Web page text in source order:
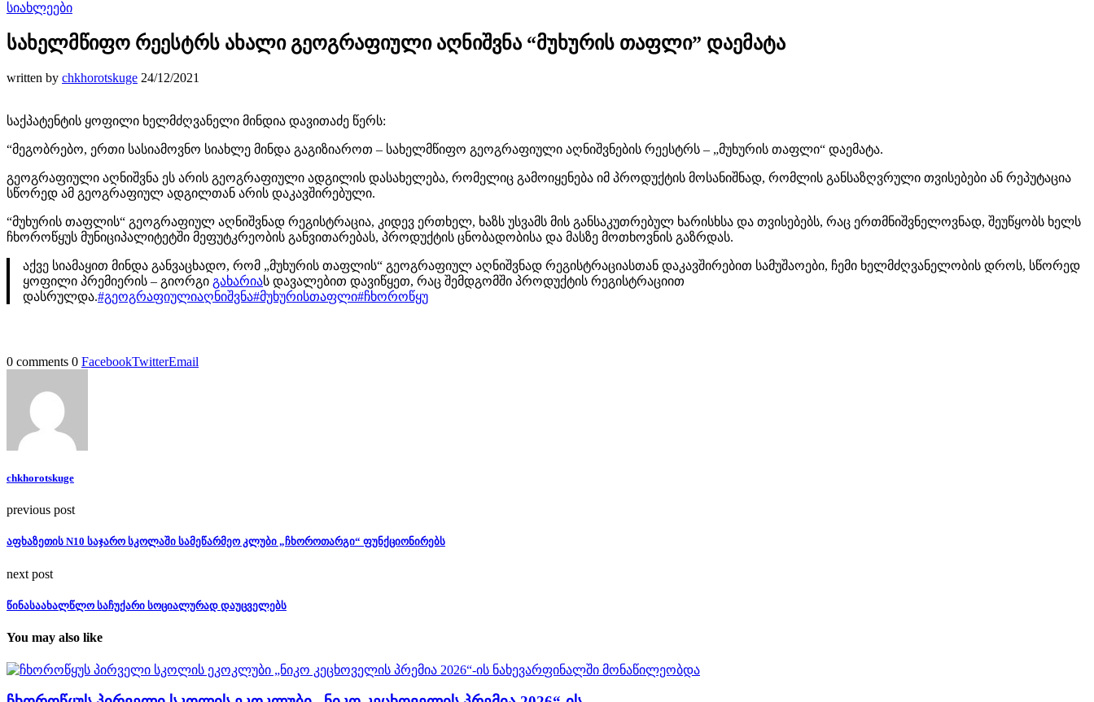
სიახლეები
სახელმწიფო რეესტრს ახალი გეოგრაფიული აღნიშვნა “მუხურის თაფლი” დაემატა
written by chkhorotskuge 24/12/2021
საქპატენტის ყოფილი ხელმძღვანელი მინდია დავითაძე წერს:
“მეგობრებო, ერთი სასიამოვნო სიახლე მინდა გაგიზიაროთ – სახელმწიფო გეოგრაფიული აღნიშვნების რეესტრს – „მუხურის თაფლი“ დაემატა.
გეოგრაფიული აღნიშვნა ეს არის გეოგრაფიული ადგილის დასახელება, რომელიც გამოიყენება იმ პროდუქტის მოსანიშნად, რომლის განსაზღვრული თვისებები ან რეპუტაცია
სწორედ ამ გეოგრაფიულ ადგილთან არის დაკავშირებული.
“მუხურის თაფლის“ გეოგრაფიულ აღნიშვნად რეგისტრაცია, კიდევ ერთხელ, ხაზს უსვამს მის განსაკუთრებულ ხარისხსა და თვისებებს, რაც ერთმნიშვნელოვნად, შეუწყობს ხელს
ჩხოროწყუს მუნიციპალიტეტში მეფუტკრეობის განვითარებას, პროდუქტის ცნობადობისა და მასზე მოთხოვნის გაზრდას.
აქვე სიამაყით მინდა განვაცხადო, რომ „მუხურის თაფლის“ გეოგრაფიულ აღნიშვნად რეგისტრაციასთან დაკავშირებით სამუშაოები, ჩემი ხელმძღვანელობის დროს, სწორედ
ყოფილი პრემიერის – გიორგი გახარიას დავალებით დავიწყეთ, რაც შემდგომში პროდუქტის რეგისტრაციით
დასრულდა.#გეოგრაფიულიაღნიშვნა#მუხურისთაფლი#ჩხოროწყუ
0 comments 0 FacebookTwitterEmail
chkhorotskuge
previous post
აფხაზეთის N10 საჯარო სკოლაში სამეწარმეო კლუბი „ჩხოროთარგი“ ფუნქციონირებს
next post
წინასაახალწლო საჩუქარი სოციალურად დაუცველებს
You may also like